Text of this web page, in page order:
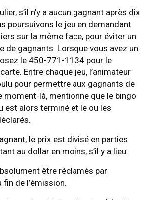
s’il n’y a aucun gagnant après dix
poursuivons le jeu en demandant
sur la même face, pour éviter un
de gagnants. Lorsque vous avez un
le 450-771-1134 pour le
Entre chaque jeu, l’animateur
pour permettre aux gagnants de
moment-là, mentionne que le bingo
est alors terminé et le ou les
le prix est divisé en parties
au dollar en moins, s’il y a lieu.
être réclamés par
fin de l’émission.